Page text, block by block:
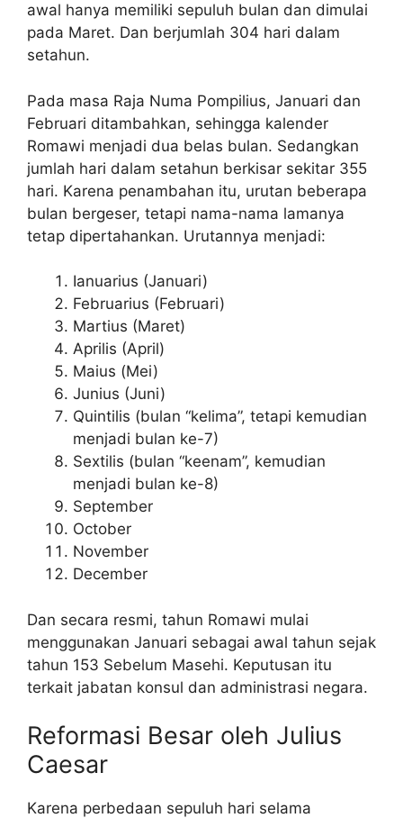
awal hanya memiliki sepuluh bulan dan dimulai
pada Maret. Dan berjumlah 304 hari dalam
setahun.
Pada masa Raja Numa Pompilius, Januari dan
Februari ditambahkan, sehingga kalender
Romawi menjadi dua belas bulan. Sedangkan
jumlah hari dalam setahun berkisar sekitar 355
hari. Karena penambahan itu, urutan beberapa
bulan bergeser, tetapi nama-nama lamanya
tetap dipertahankan. Urutannya menjadi:
Ianuarius (Januari)
Februarius (Februari)
Martius (Maret)
Aprilis (April)
Maius (Mei)
Junius (Juni)
Quintilis (bulan “kelima”, tetapi kemudian
menjadi bulan ke-7)
Sextilis (bulan “keenam”, kemudian
menjadi bulan ke-8)
September
October
November
December
Dan secara resmi, tahun Romawi mulai
menggunakan Januari sebagai awal tahun sejak
tahun 153 Sebelum Masehi. Keputusan itu
terkait jabatan konsul dan administrasi negara.
Reformasi Besar oleh Julius
Caesar
Karena perbedaan sepuluh hari selama